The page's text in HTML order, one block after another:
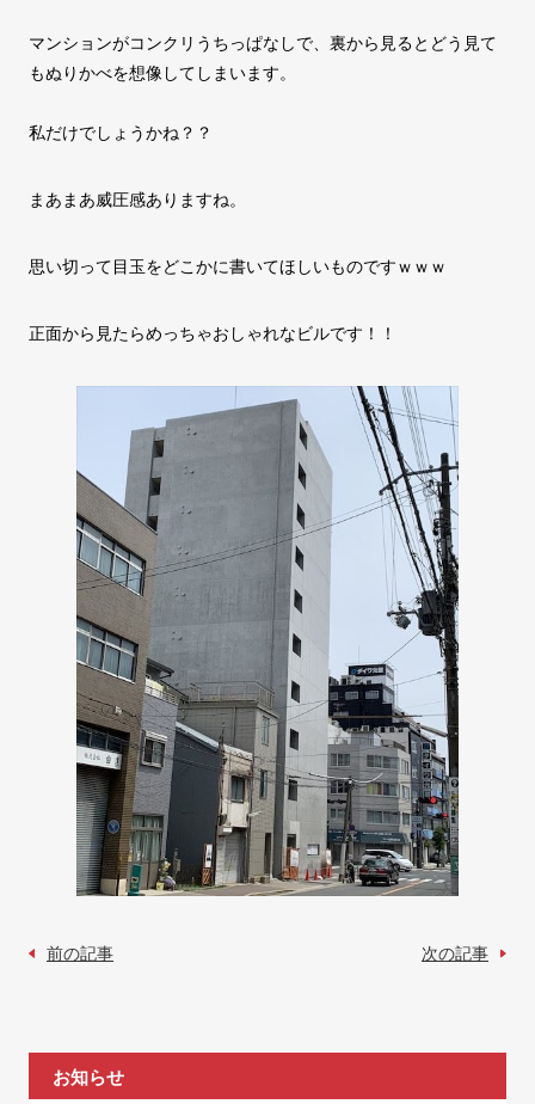
マンションがコンクリうちっぱなしで、裏から見るとどう見て
もぬりかべを想像してしまいます。
私だけでしょうかね？？
まあまあ威圧感ありますね。
思い切って目玉をどこかに書いてほしいものですｗｗｗ
正面から見たらめっちゃおしゃれなビルです！！
前の記事 次の記事
お知らせ